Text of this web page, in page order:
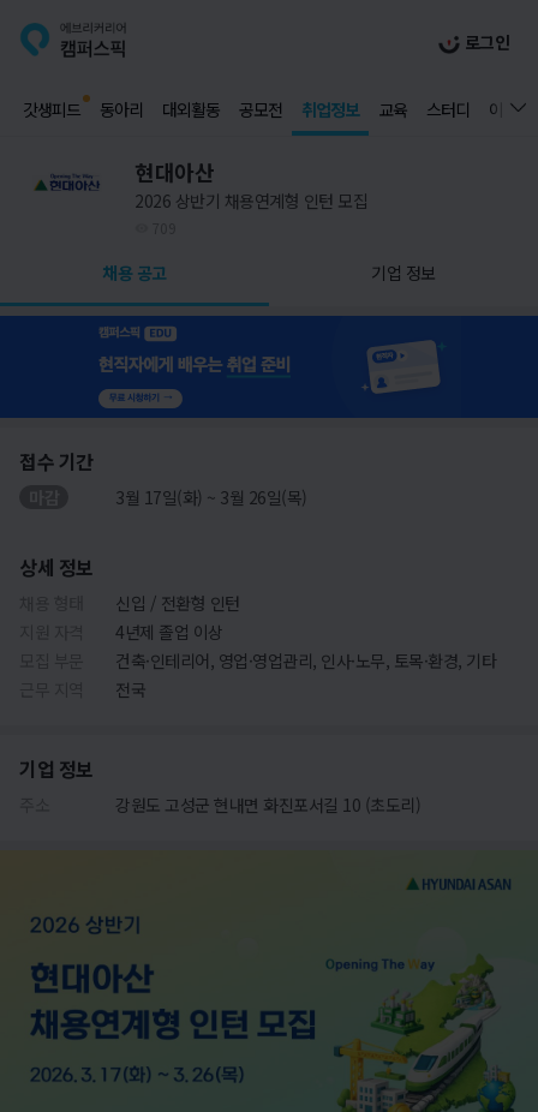
로그인
갓생피드 동아리 대외활동 공모전 취업정보 교육 스터디 이벤트
현대아산
2026 상반기 채용연계형 인턴 모집
채용 공고 기업 정보
접수 기간
3월 17일(화) ~ 3월 26일(목)
상세 정보
신입 / 전환형 인턴
4년제 졸업 이상
건축·인테리어, 영업·영업관리, 인사·노무, 토목·환경, 기타
전국
기업 정보
강원도 고성군 현내면 화진포서길 10 (초도리)